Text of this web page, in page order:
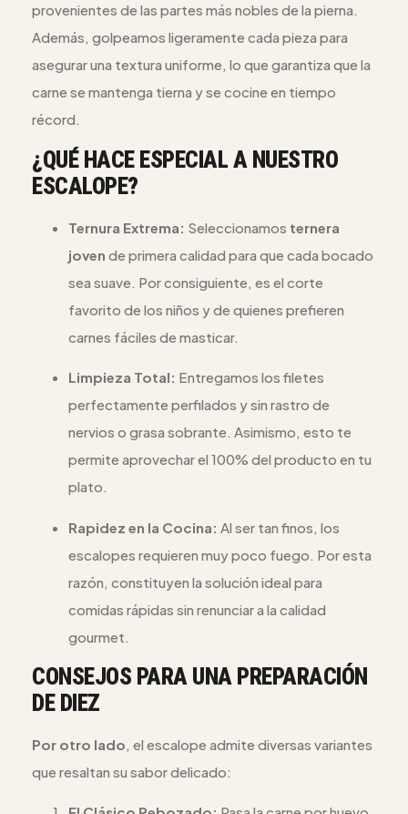
provenientes de las partes más nobles de la pierna.
Además, golpeamos ligeramente cada pieza para
asegurar una textura uniforme, lo que garantiza que la
carne se mantenga tierna y se cocine en tiempo
récord.
¿QUÉ HACE ESPECIAL A NUESTRO
ESCALOPE?
Ternura Extrema: Seleccionamos ternera
joven de primera calidad para que cada bocado
sea suave. Por consiguiente, es el corte
favorito de los niños y de quienes prefieren
carnes fáciles de masticar.
Limpieza Total: Entregamos los filetes
perfectamente perfilados y sin rastro de
nervios o grasa sobrante. Asimismo, esto te
permite aprovechar el 100% del producto en tu
plato.
Rapidez en la Cocina: Al ser tan finos, los
escalopes requieren muy poco fuego. Por esta
razón, constituyen la solución ideal para
comidas rápidas sin renunciar a la calidad
gourmet.
CONSEJOS PARA UNA PREPARACIÓN
DE DIEZ
Por otro lado, el escalope admite diversas variantes
que resaltan su sabor delicado: